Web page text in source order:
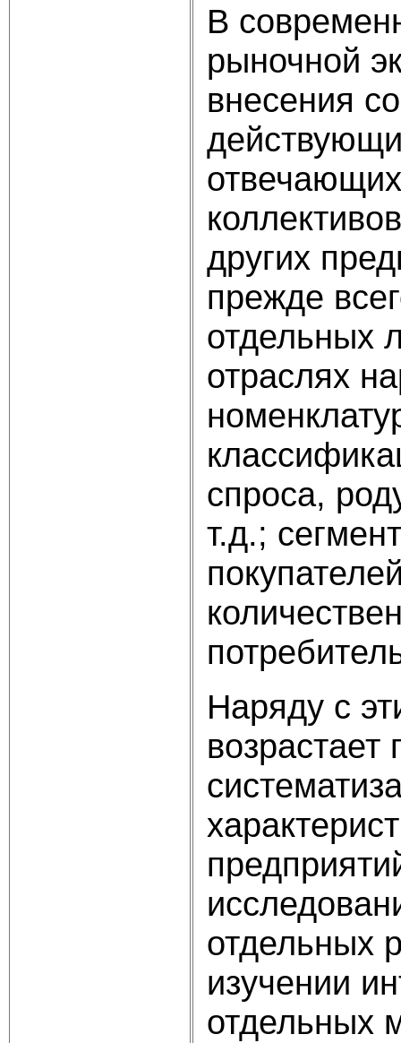
В
рыночной
внесения
других
прежде
отдельных
отраслях
спроса,
т.д.;
Наряду с
возрастает
отдельных
изучении
отдельных